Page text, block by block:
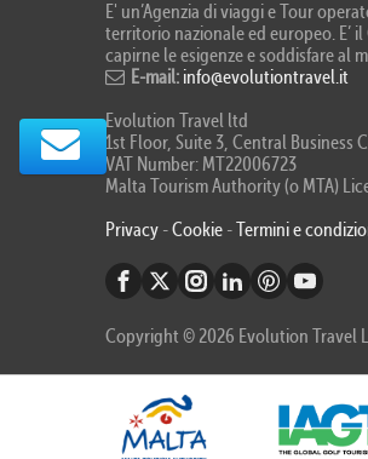
E' un’Agenzia di viaggi e Tour
territorio nazionale ed europeo. E’
capirne le esigenze e soddisfare al
E-mail: info@evolutiontravel.it
Evolution Travel ltd
1st Floor, Suite 3, Central Business
VAT Number: MT22006723
Malta Tourism Authority (o MTA)
Privacy -Cookie -Termini e
Copyright © 2026 Evolution Travel